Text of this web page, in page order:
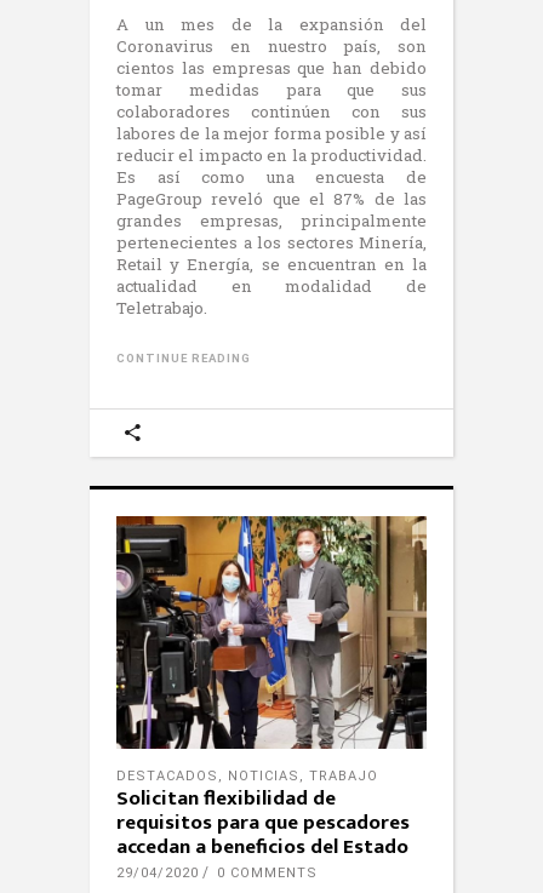
A un mes de la expansión del
Coronavirus en nuestro país, son
cientos las empresas que han debido
tomar medidas para que sus
colaboradores continúen con sus
labores de la mejor forma posible y así
reducir el impacto en la productividad.
Es así como una encuesta de
PageGroup reveló que el 87% de las
grandes empresas, principalmente
pertenecientes a los sectores Minería,
Retail y Energía, se encuentran en la
actualidad en modalidad de
Teletrabajo.
CONTINUE READING
DESTACADOS , NOTICIAS , TRABAJO
Solicitan flexibilidad de
requisitos para que pescadores
accedan a beneficios del Estado
29/04/2020 0 COMMENTS